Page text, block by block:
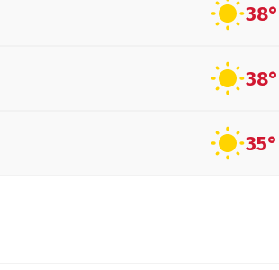
38°
38°
35°